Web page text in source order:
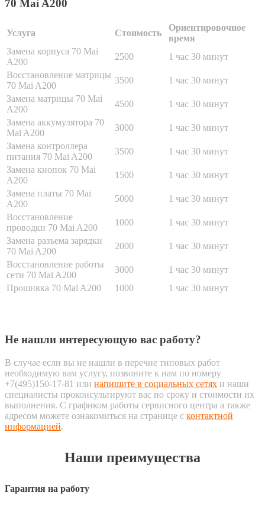
70 Mai A200
Услуга Стоимость
Ориентировочное
время
Замена корпуса 70 Mai
A200
2500
1 час 30 минут
Восстановление матрицы
70 Mai A200
3500
1 час 30 минут
Замена матрицы 70 Mai
A200
4500
1 час 30 минут
Замена аккумулятора 70
Mai A200
3000
1 час 30 минут
Замена контроллера
питания 70 Mai A200
3500
1 час 30 минут
Замена кнопок 70 Mai
A200
1500
1 час 30 минут
Замена платы 70 Mai
A200
5000
1 час 30 минут
Восстановление
проводки 70 Mai A200
1000
1 час 30 минут
Замена разъема зарядки
70 Mai A200
2000
1 час 30 минут
Восстановление работы
сети 70 Mai A200
3000
1 час 30 минут
Прошивка 70 Mai A200
1000 1 час 30 минут
Не нашли интересующую вас работу?
В случае если вы не нашли в перечне типовых работ
необходимую вам услугу, позвоните к нам по номеру
+7(495)150-17-81 или напишите в социальных сетях и наши
специалисты проконсультируют вас по сроку и стоимости их
выполнения. С графиком работы сервисного центра а также
адресом можете ознакомиться на странице с контактной
информацией.
Наши преимущества
Гарантия на работу